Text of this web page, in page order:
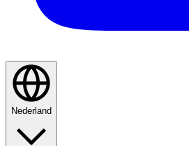
Nederland